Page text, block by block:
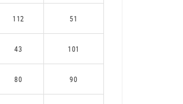
112 51
43 101
80 90